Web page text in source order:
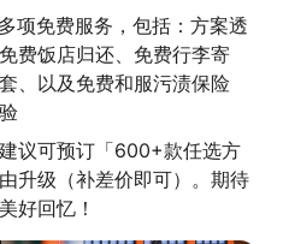
项免费服务，包括：方案透
费饭店归还、免费行李寄
、以及免费和服污渍保险
议可预订「600+款任选方
升级（补差价即可）。期待
好回忆！